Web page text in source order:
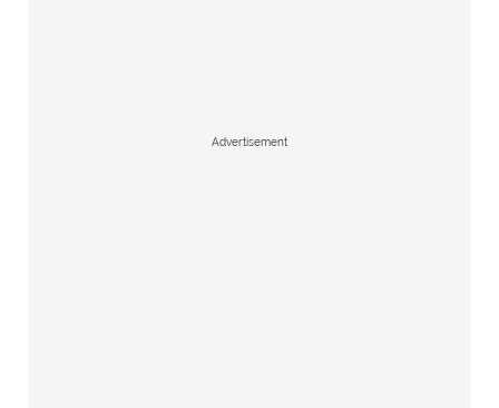
Advertisement